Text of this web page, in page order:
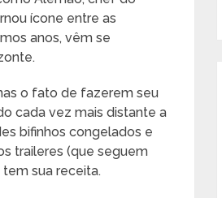
ícone entre as
anos, vêm se
o fato de fazerem seu
cada vez mais distante a
bifinhos congelados e
traileres (que seguem
sua receita.